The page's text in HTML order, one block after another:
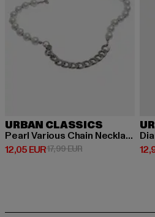
URBAN CLASSICS
Pearl Various Chain Necklace
12,05 EUR
Derzeitiger Preis: 12,05 EUR
17,99 EURAktionspreis: 17,99